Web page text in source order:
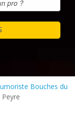
Bouches du